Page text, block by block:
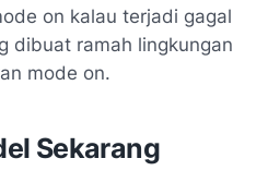
on kalau terjadi gagal
dibuat ramah lingkungan
mode on.
Sekarang